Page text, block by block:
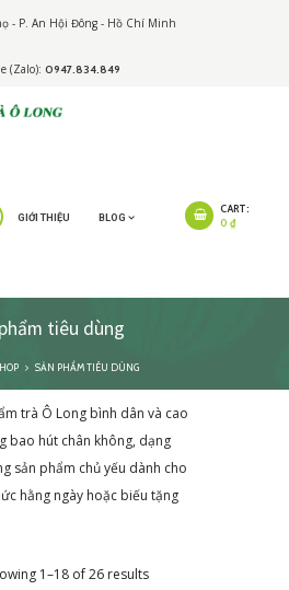
- P. An Hội Đông - Hồ Chí Minh
(Zalo): 0947.834.849
GIỚI THIỆU BLOG
CART:
0 ₫
tiêu dùng
SẢN PHẨM TIÊU DÙNG
trà Ô Long bình dân và cao
bao hút chân không, dạng
sản phẩm chủ yếu dành cho
hằng ngày hoặc biếu tặng
1–18 of 26 results